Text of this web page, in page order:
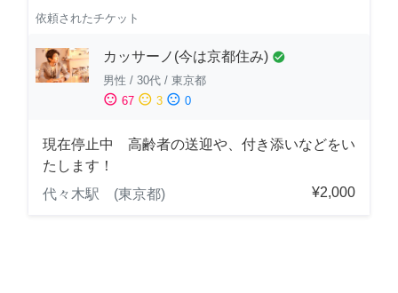
依頼されたチケット
カッサーノ(今は京都住み) check_circle
男性 / 30代 / 東京都
sentiment_satisfied 67 sentiment_neutral 3 sentiment_dissatisfied 0
現在停止中 高齢者の送迎や、付き添いなどをい
たします！
代々木駅 (東京都)
¥2,000